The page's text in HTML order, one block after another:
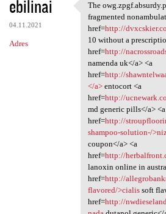
ebilinai
04.11.2021
Adres
The
The
fragmented
href=http://
10 without a
href=http://
namenda uk</a> <a
href=http://
</a>entocort <a
href=http://
md generic pills</a> <a
href=http://
shampoo-solution-/
coupon</a> <a
href=http://
lanoxin online in
href=http://
flavored/>cialissoft
href=http://